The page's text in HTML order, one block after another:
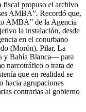
fiscal propuso el archivo
AMBA”. Recordó que,
AMBA” de la Agencia
la instalación, desde
en el conurbano
(Morón), Pilar, La
y Bahía Blanca— para
narcotráfico o trata de
que en realidad se
hacia agrupaciones
contrarias al gobierno